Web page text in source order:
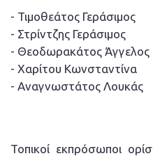
- Τιμοθεάτος
- Στρίντζης Γεράσιμος
- Θεοδωρακάτος Άγγελος
- Χαρίτου Κωνσταντίνα
- Αναγνωστάτος
Τοπικοί εκπρόσωποι